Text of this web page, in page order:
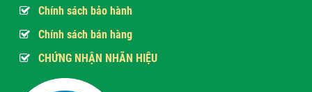
Chính sách bảo hành
Chính sách bán hàng
CHỨNG NHẬN NHÃN HIỆU